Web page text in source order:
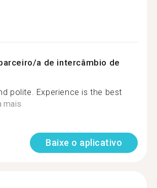
a de intercâmbio de
polite. Experience is the best
mais
Baixe o aplicativo